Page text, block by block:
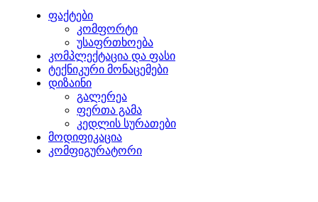
ფაქტები
კომფორტი
უსაფრთხოება
კომპლექტაცია და ფასი
ტექნიკური მონაცემები
დიზაინი
გალერეა
ფერთა გამა
კედლის სურათები
მოდიფიკაცია
კომფიგურატორი